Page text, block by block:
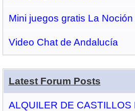
Mini juegos gratis La Noción
Video Chat de Andalucía
Latest Forum Posts
ALQUILER DE CASTILLOS